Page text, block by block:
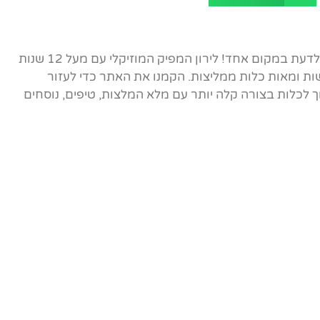
אתר הבית של ברכות הכלה - כל מה שצריך לדעת במקום אחד! לירון המפיק המוזיקלי עם מעל 12 שנות
ומאות כלות ממליצות. הקמנו את האתר כדי לעזור
בצורה קלה יותר עם מלא המלצות, טיפים, נוסחים